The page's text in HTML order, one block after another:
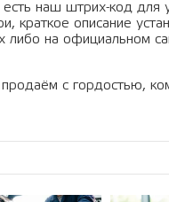
наш штрих-код для
краткое описание
либо на официальном
с гордостью,